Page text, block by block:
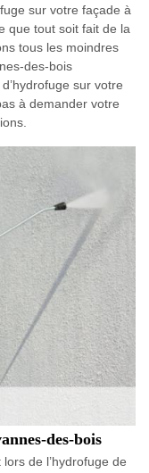
sur votre façade à
que tout soit fait de la
tous les moindres
des-bois
sur votre
à demander votre
des-bois
de l’hydrofuge de